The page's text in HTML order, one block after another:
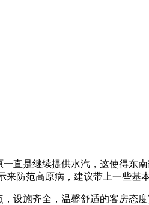
直是继续提供水汽，这使得东
防范高原病，建议带上一些基本
设施齐全，温馨舒适的客房态